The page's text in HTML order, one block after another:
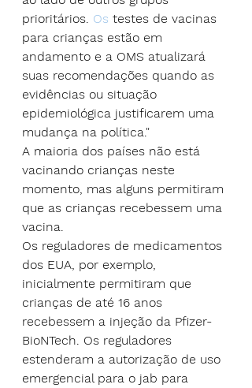
prioritários. Os testes de vacinas
para crianças estão em
andamento e a OMS atualizará
suas recomendações quando as
evidências ou situação
epidemiológica justificarem uma
mudança na política."
A maioria dos países não está
vacinando crianças neste
momento, mas alguns permitiram
que as crianças recebessem uma
vacina.
Os reguladores de medicamentos
dos EUA, por exemplo,
inicialmente permitiram que
crianças de até 16 anos
recebessem a injeção da Pfizer-
BioNTech. Os reguladores
estenderam a autorização de uso
emergencial para o jab para